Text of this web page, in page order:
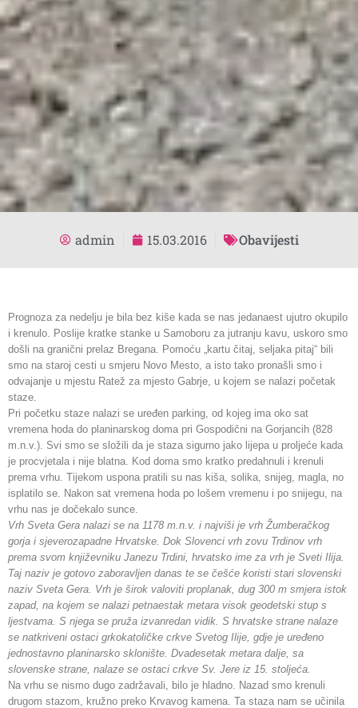
admin 15.03.2016 Obavijesti
Prognoza za nedelju je bila bez kiše kada se nas jedanaest ujutro okupilo
i krenulo. Poslije kratke stanke u Samoboru za jutranju kavu, uskoro smo
došli na granični prelaz Bregana. Pomoću „kartu čitaj, seljaka pitaj“ bili
smo na staroj cesti u smjeru Novo Mesto, a isto tako pronašli smo i
odvajanje u mjestu Ratež za mjesto Gabrje, u kojem se nalazi početak
staze.
Pri početku staze nalazi se uređen parking, od kojeg ima oko sat
vremena hoda do planinarskog doma pri Gospodični na Gorjancih (828
m.n.v.). Svi smo se složili da je staza sigurno jako lijepa u proljeće kada
je procvjetala i nije blatna. Kod doma smo kratko predahnuli i krenuli
prema vrhu. Tijekom uspona pratili su nas kiša, solika, snijeg, magla, no
isplatilo se. Nakon sat vremena hoda po lošem vremenu i po snijegu, na
vrhu nas je dočekalo sunce.
Vrh Sveta Gera nalazi se na 1178 m.n.v. i najviši je vrh Žumberačkog
gorja i sjeverozapadne Hrvatske. Dok Slovenci vrh zovu Trdinov vrh
prema svom književniku Janezu Trdini, hrvatsko ime za vrh je Sveti Ilija.
Taj naziv je gotovo zaboravljen danas te se češće koristi stari slovenski
naziv Sveta Gera. Vrh je širok valoviti proplanak, dug 300 m smjera istok
zapad, na kojem se nalazi petnaestak metara visok geodetski stup s
ljestvama. S njega se pruža izvanredan vidik. S hrvatske strane nalaze
se natkriveni ostaci grkokatoličke crkve Svetog Ilije, gdje je uređeno
jednostavno planinarsko sklonište. Dvadesetak metara dalje, sa
slovenske strane, nalaze se ostaci crkve Sv. Jere iz 15. stoljeća.
Na vrhu se nismo dugo zadržavali, bilo je hladno. Nazad smo krenuli
drugom stazom, kružno preko Krvavog kamena. Ta staza nam se učinila